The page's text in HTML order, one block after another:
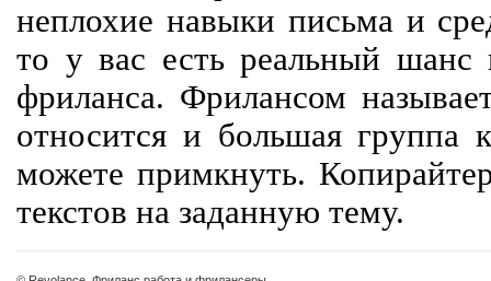
неплохие навыки письма и
то у вас есть реальный шанс
фриланса. Фрилансом
относится и большая группа
можете примкнуть.
текстов на заданную тему.